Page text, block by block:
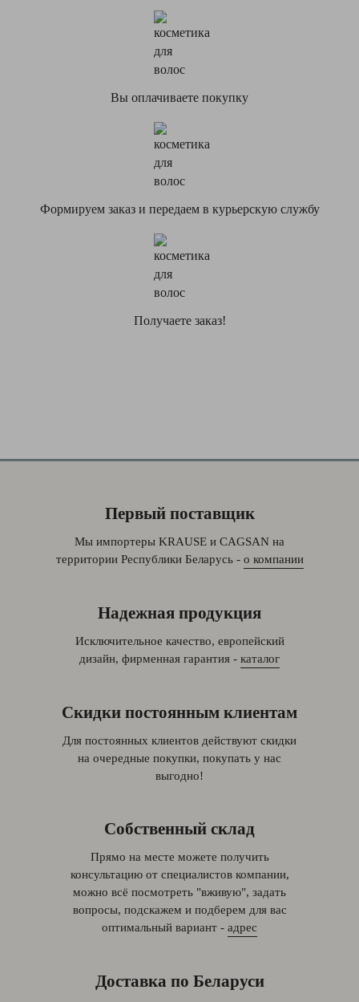
Вы оплачиваете покупку
Формируем заказ и передаем в курьерскую службу
Получаете заказ!
Первый поставщик
Мы импортеры KRAUSE и CAGSAN на
территории Республики Беларусь - о компании
Надежная продукция
Исключительное качество, европейский
дизайн, фирменная гарантия - каталог
Скидки постоянным клиентам
Для постоянных клиентов действуют скидки
на очередные покупки, покупать у нас
выгодно!
Собственный склад
Прямо на месте можете получить
консультацию от специалистов компании,
можно всё посмотреть "вживую", задать
вопросы, подскажем и подберем для вас
оптимальный вариант - адрес
Доставка по Беларуси